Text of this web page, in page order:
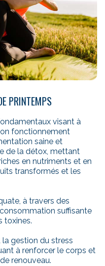
PRINTEMPS
visant à
fonctionnement
saine et
de la détox, mettant
en nutriments et en
transformés et les
à travers des
suffisante
toxines.
la gestion du stress
à renforcer le corps et
renouveau.